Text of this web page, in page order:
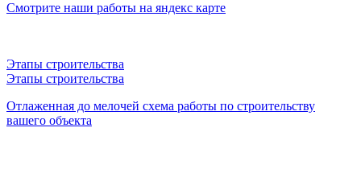
Смотрите наши работы на яндекс карте
Этапы строительства
Этапы строительства
Отлаженная до мелочей схема работы по строительству
вашего объекта